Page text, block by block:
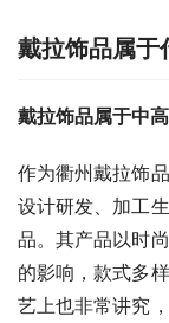
戴拉饰品属于
戴拉饰品属于中
作为衢州戴拉饰
设计研发、加工
品。其产品以时
的影响，款式多
艺上也非常讲究